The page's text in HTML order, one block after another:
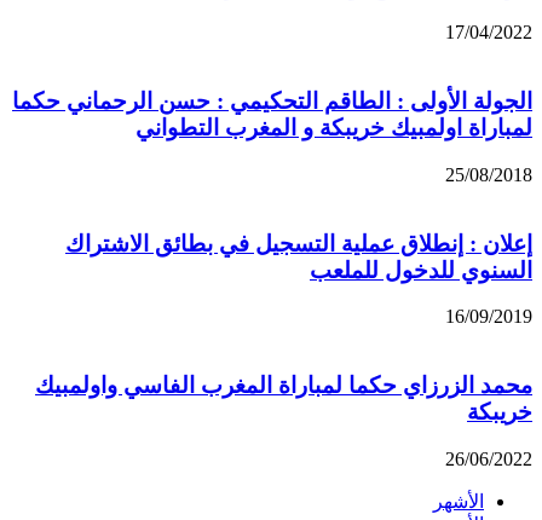
17/04/2022
الجولة الأولى : الطاقم التحكيمي : حسن الرحماني حكما
لمباراة اولمبيك خريبكة و المغرب التطواني
25/08/2018
إعلان : إنطلاق عملية التسجيل في بطائق الاشتراك
السنوي للدخول للملعب
16/09/2019
محمد الزرزاي حكما لمباراة المغرب الفاسي واولمبيك
خريبكة
26/06/2022
الأشهر